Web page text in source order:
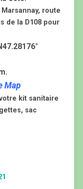
route
de la D108 pour
Map
kit sanitaire
sac